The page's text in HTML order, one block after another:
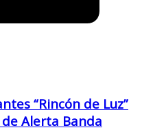
“Rincón de Luz”
Alerta Banda